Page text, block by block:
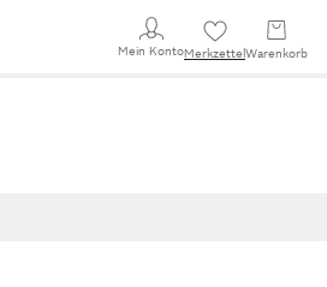
Mein KontoMerkzettel Warenkorb